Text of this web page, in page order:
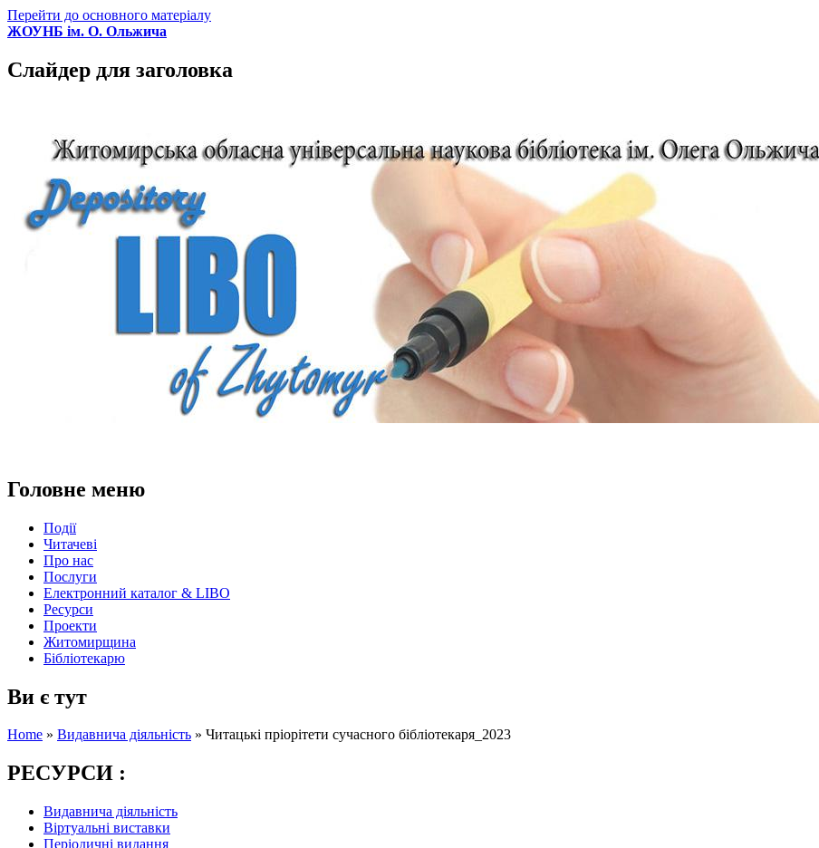
Перейти до основного матеріалу
ЖОУНБ ім. О. Ольжича
Слайдер для заголовка
Головне меню
Події
Читачеві
Про нас
Послуги
Електронний каталог & LIBO
Ресурси
Проекти
Житомирщина
Бібліотекарю
Ви є тут
Home » Видавнича діяльність » Читацькі пріорітети сучасного бібліотекаря_2023
РЕСУРСИ :
Видавнича діяльність
Віртуальні виставки
Періодичні видання